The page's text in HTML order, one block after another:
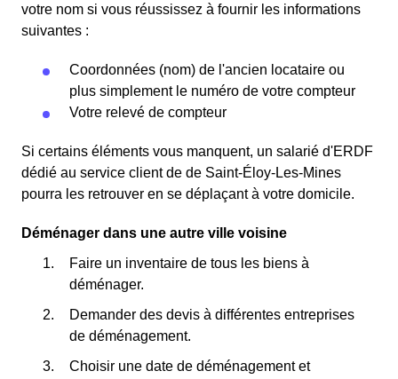
votre nom si vous réussissez à fournir les informations
suivantes :
Coordonnées (nom) de l'ancien locataire ou
plus simplement le numéro de votre compteur
Votre relevé de compteur
Si certains éléments vous manquent, un salarié d'ERDF
dédié au service client de de Saint-Éloy-Les-Mines
pourra les retrouver en se déplaçant à votre domicile.
Déménager dans une autre ville voisine
Faire un inventaire de tous les biens à
déménager.
Demander des devis à différentes entreprises
de déménagement.
Choisir une date de déménagement et